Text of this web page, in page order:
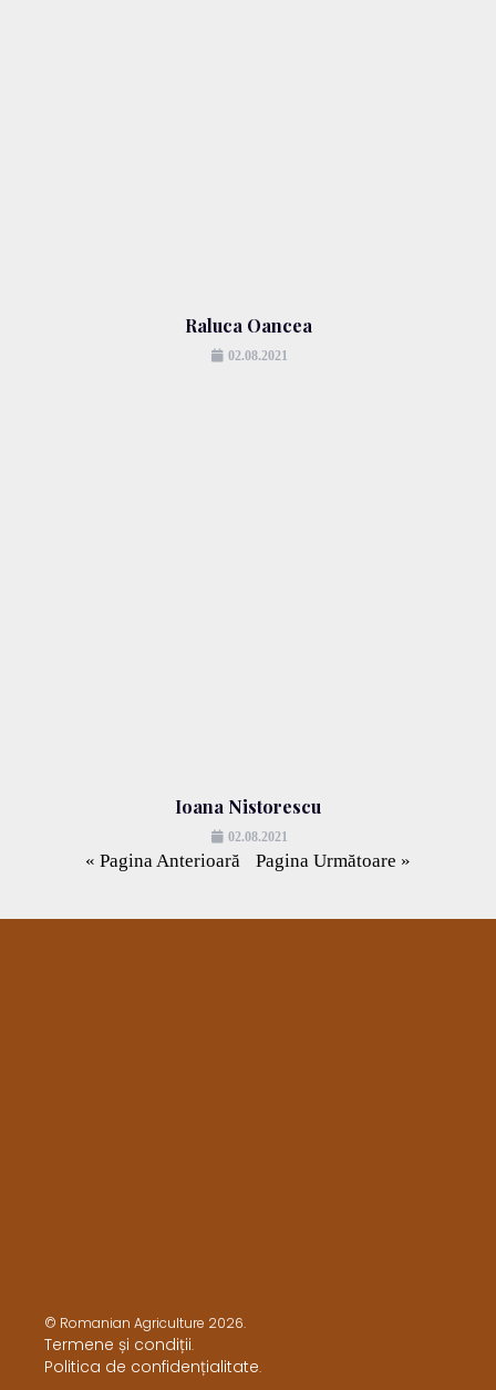
Raluca Oancea
02.08.2021
Ioana Nistorescu
02.08.2021
« Pagina Anterioară Pagina Următoare »
© Romanian Agriculture 2026.
Termene și condiții.
Politica de confidențialitate.